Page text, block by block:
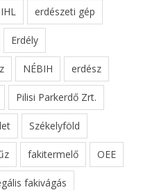
erdészeti gép
Erdély
NÉBIH erdész
Pilisi Parkerdő Zrt.
Székelyföld
fakitermelő OEE
fakivágás